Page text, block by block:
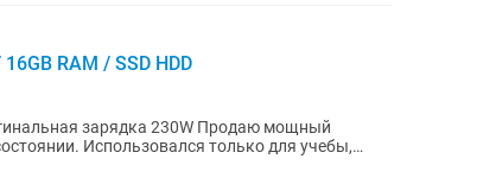
RAM / SSD HDD
230W Продаю мощный
Использовался только для учебы,